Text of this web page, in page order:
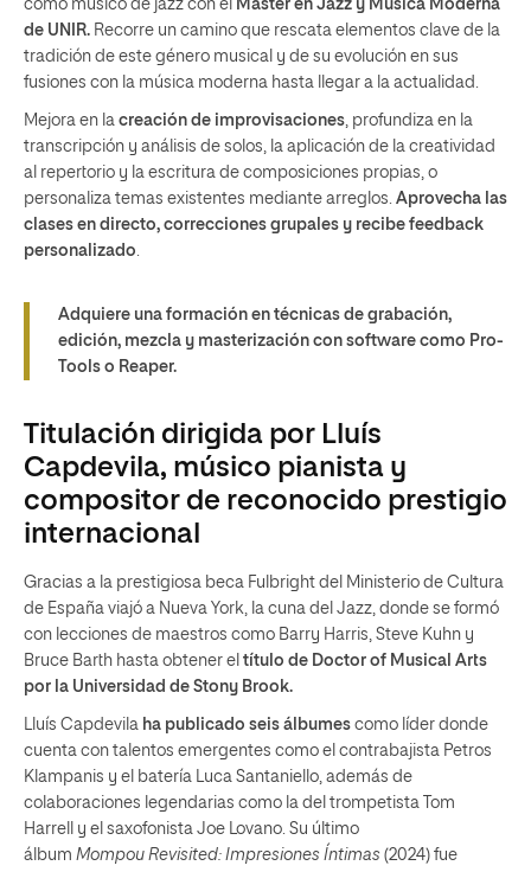
como músico de jazz con el Máster en Jazz y Música Moderna
de UNIR. Recorre un camino que rescata elementos clave de la
tradición de este género musical y de su evolución en sus
fusiones con la música moderna hasta llegar a la actualidad.
Mejora en la creación de improvisaciones, profundiza en la
transcripción y análisis de solos, la aplicación de la creatividad
al repertorio y la escritura de composiciones propias, o
personaliza temas existentes mediante arreglos. Aprovecha las
clases en directo, correcciones grupales y recibe feedback
personalizado.
Adquiere una formación en técnicas de grabación,
edición, mezcla y masterización con software como Pro-
Tools o Reaper.
Titulación dirigida por Lluís
Capdevila, músico pianista y
compositor de reconocido prestigio
internacional
Gracias a la prestigiosa beca Fulbright del Ministerio de Cultura
de España viajó a Nueva York, la cuna del Jazz, donde se formó
con lecciones de maestros como Barry Harris, Steve Kuhn y
Bruce Barth hasta obtener el título de Doctor of Musical Arts
por la Universidad de Stony Brook.
Lluís Capdevila ha publicado seis álbumes como líder donde
cuenta con talentos emergentes como el contrabajista Petros
Klampanis y el batería Luca Santaniello, además de
colaboraciones legendarias como la del trompetista Tom
Harrell y el saxofonista Joe Lovano. Su último
álbum Mompou Revisited: Impresiones Íntimas (2024) fue